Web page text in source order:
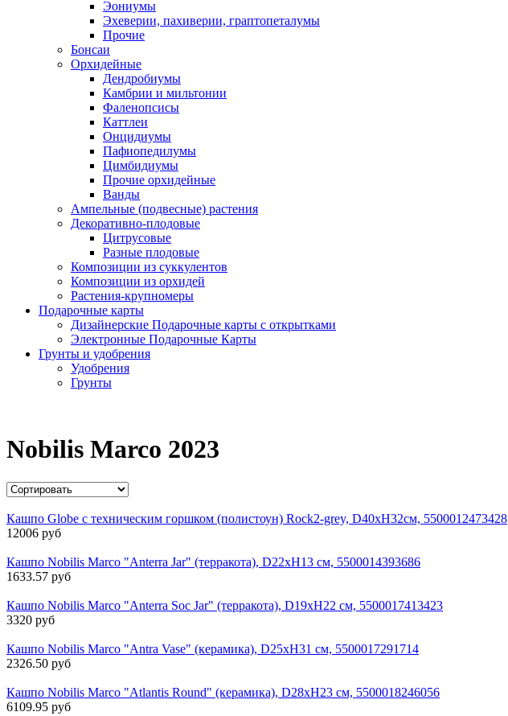
Эониумы
Эхеверии, пахиверии, граптопеталумы
Прочие
Бонсаи
Орхидейные
Дендробиумы
Камбрии и мильтонии
Фаленопсисы
Каттлеи
Онцидиумы
Пафиопедилумы
Цимбидиумы
Прочие орхидейные
Ванды
Ампельные (подвесные) растения
Декоративно-плодовые
Цитрусовые
Разные плодовые
Композиции из суккулентов
Композиции из орхидей
Растения-крупномеры
Подарочные карты
Дизайнерские Подарочные карты с открытками
Электронные Подарочные Карты
Грунты и удобрения
Удобрения
Грунты
Nobilis Marco 2023
Кашпо Globe с техническим горшком (полистоун) Rock2-grey, D40хН32см, 5500012473428
12006 руб
Кашпо Nobilis Marco "Anterra Jar" (терракота), D22хН13 см, 5500014393686
1633.57 руб
Кашпо Nobilis Marco "Anterra Soc Jar" (терракота), D19хH22 см, 5500017413423
3320 руб
Кашпо Nobilis Marco "Antra Vase" (керамика), D25хH31 см, 5500017291714
2326.50 руб
Кашпо Nobilis Marco "Atlantis Round" (керамика), D28хН23 см, 5500018246056
6109.95 руб